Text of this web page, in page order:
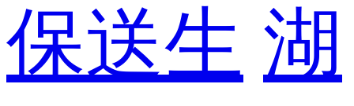
保送生 湖